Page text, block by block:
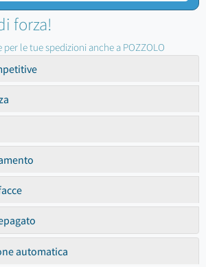
forza!
le tue spedizioni anche a POZZOLO
automatica